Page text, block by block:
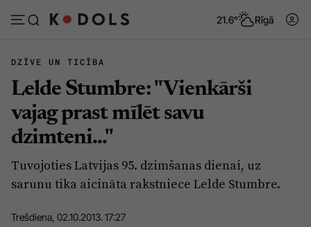
21.6° Rīgā
Abonēt Pieslēgties
Ziņas
Politika
Izglītība
Viedokļi
DZĪVE UN TICĪBA
Lelde Stumbre: "Vienkārši
vajag prast mīlēt savu
dzimteni..."
Tuvojoties Latvijas 95. dzimšanas dienai, uz
sarunu tika aicināta rakstniece Lelde Stumbre.
Trešdiena, 02.10.2013. 17:27